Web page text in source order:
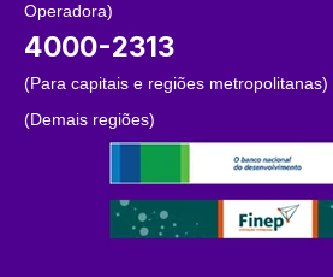
Operadora)
4000-2313
(Para capitais e regiões
(Demais regiões)